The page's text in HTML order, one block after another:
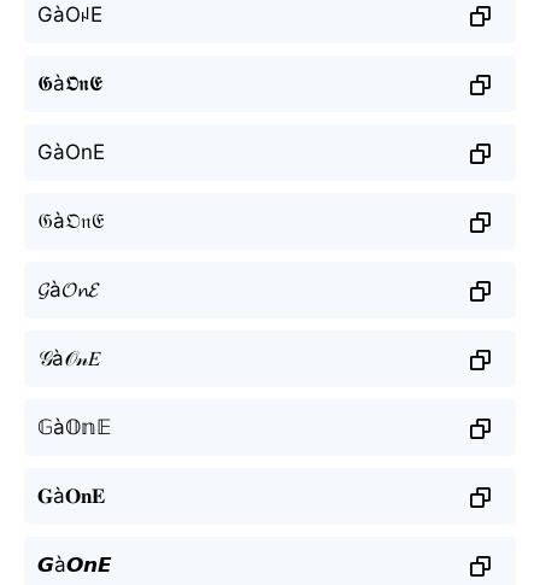
GàOꈤE
𝕲à𝕺𝖓𝕰
GàOnE
𝔊à𝔒𝔫𝔈
𝓖à𝓞𝓷𝓔
𝒢à𝒪𝓃𝐸
𝔾à𝕆𝕟𝔼
𝐆à𝐎𝐧𝐄
𝙂à𝙊𝙣𝙀